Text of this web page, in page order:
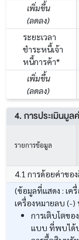
เพิ่มขึ้น
(ลดลง)
ระยะเวลา
ชำระหนี้เจ้า
หนี้การค้า*
เพิ่มขึ้น
(ลดลง)
4. การประเมินมู
รายการข้อมูล
4.1 การด้อยค่าขอ
(ข้อมูลที่แสดง : เค
เครื่องหมายลบ (-)
การเติบโตขอ
แบบ ที่พบได้บ่